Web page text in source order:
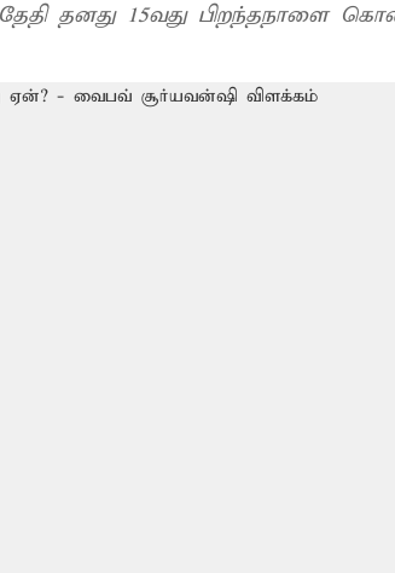
தனது 15வது பிறந்தநாளை